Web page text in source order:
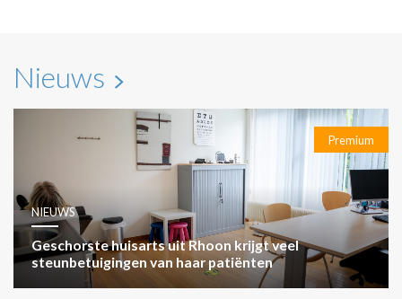
Nieuws
Premium
NIEUWS
Geschorste huisarts uit Rhoon krijgt veel
steunbetuigingen van haar patiënten